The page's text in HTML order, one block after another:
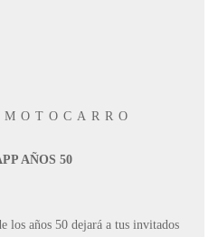
AÑOS 50
los años 50 dejará a tus invitados